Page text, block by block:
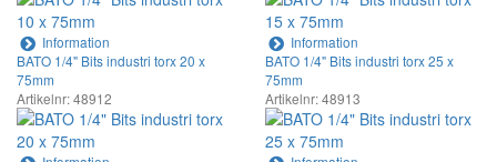
Information
Information
BATO 1/4" Bits industri torx 20 x
75mm
Artikelnr: 48912
BATO 1/4" Bits industri torx 25 x
75mm
Artikelnr: 48913